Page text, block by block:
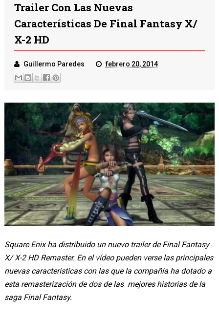
Trailer Con Las Nuevas
Características De Final Fantasy X/
X-2 HD
Guillermo Paredes febrero 20, 2014
Square Enix ha distribuido un nuevo trailer de Final Fantasy
X/ X-2 HD Remaster. En el vídeo pueden verse las principales
nuevas características con las que la compañía ha dotado a
esta remasterización de dos de las mejores historias de la
saga Final Fantasy.